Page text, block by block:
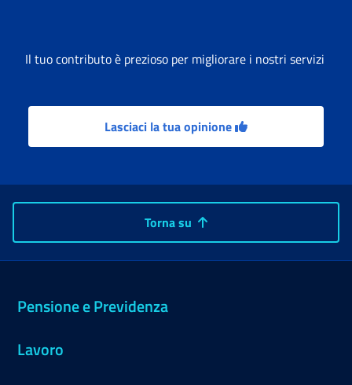
Il tuo contributo è prezioso per migliorare i nostri servizi
Lasciaci la tua opinione
Torna su
Pensione e Previdenza
Lavoro